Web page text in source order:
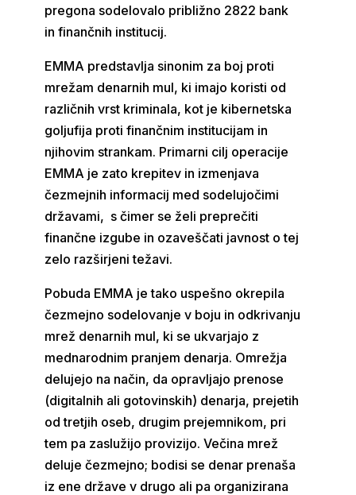
pregona sodelovalo približno 2822 bank
in finančnih institucij.
EMMA predstavlja sinonim za boj proti
mrežam denarnih mul, ki imajo koristi od
različnih vrst kriminala, kot je kibernetska
goljufija proti finančnim institucijam in
njihovim strankam. Primarni cilj operacije
EMMA je zato krepitev in izmenjava
čezmejnih informacij med sodelujočimi
državami, s čimer se želi preprečiti
finančne izgube in ozaveščati javnost o tej
zelo razširjeni težavi.
Pobuda EMMA je tako uspešno okrepila
čezmejno sodelovanje v boju in odkrivanju
mrež denarnih mul, ki se ukvarjajo z
mednarodnim pranjem denarja. Omrežja
delujejo na način, da opravljajo prenose
(digitalnih ali gotovinskih) denarja, prejetih
od tretjih oseb, drugim prejemnikom, pri
tem pa zaslužijo provizijo. Večina mrež
deluje čezmejno; bodisi se denar prenaša
iz ene države v drugo ali pa organizirana